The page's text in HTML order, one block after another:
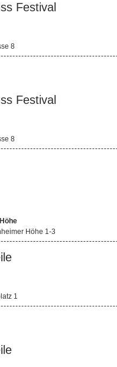
Festival
8
Festival
8
Höhe 1-3
1